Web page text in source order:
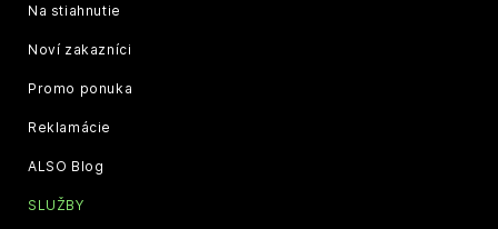
Na stiahnutie
Noví zakazníci
Promo ponuka
Reklamácie
ALSO Blog
SLUŽBY